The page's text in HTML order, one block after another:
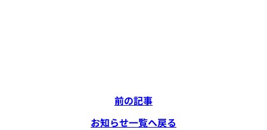
前の記事
お知らせ一覧へ戻る